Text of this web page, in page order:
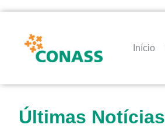
Início
Últimas Notícias